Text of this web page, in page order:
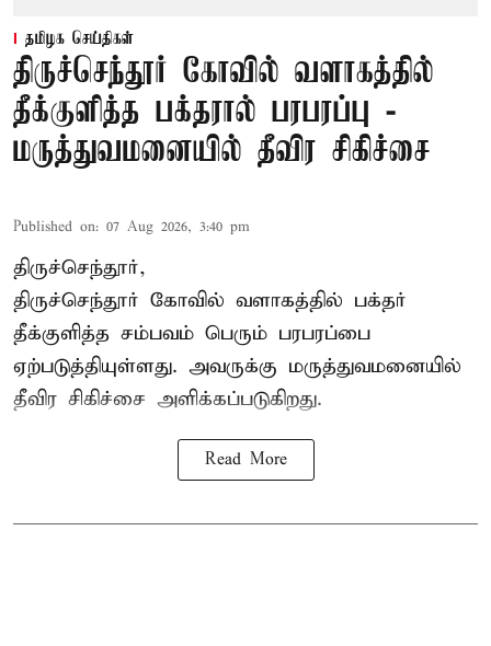
தமிழக செய்திகள்
திருச்செந்தூர் கோவில் வளாகத்தில்
தீக்குளித்த பக்தரால் பரபரப்பு -
மருத்துவமனையில் தீவிர சிகிச்சை
Published on: 07 Aug 2026, 3:40 pm
திருச்செந்தூர்,
திருச்செந்தூர் கோவில் வளாகத்தில் பக்தர்
தீக்குளித்த சம்பவம் பெரும் பரபரப்பை
ஏற்படுத்தியுள்ளது. அவருக்கு மருத்துவமனையில்
தீவிர சிகிச்சை அளிக்கப்படுகிறது.
Read More